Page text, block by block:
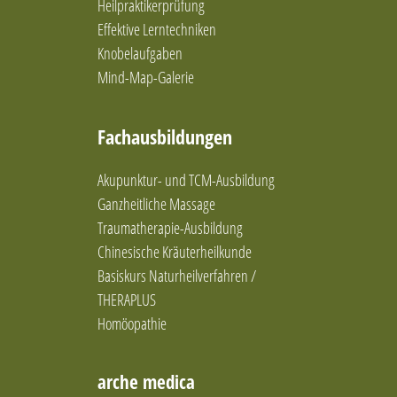
Blockaden lösen
Blutegeltherapie
Breuss-Massage
chinesische Diätetik
Cluster-Analytik
Coaching (systemisch-personzentriert)
Coaching (systemisch)
Coaching / Glückslehre
Coaching / Stressprävention
Coaching & Persönlichkeitsentwicklung
Coaching und Persönlichkeitsentwicklung
Cosmogetic Healing
Heilpraktikerprüfung
Effektive Lerntechniken
Knobelaufgaben
Mind-Map-Galerie
Fachausbildungen
Akupunktur- und TCM-Ausbildung
Ganzheitliche Massage
Traumatherapie-Ausbildung
Chinesische Kräuterheilkunde
Basiskurs Naturheilverfahren /
THERAPLUS
Homöopathie
arche medica